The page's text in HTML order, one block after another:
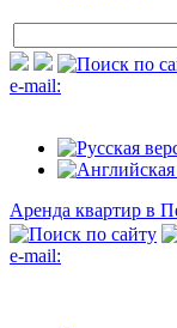
e-mail:
Аренда квартир в
e-mail: